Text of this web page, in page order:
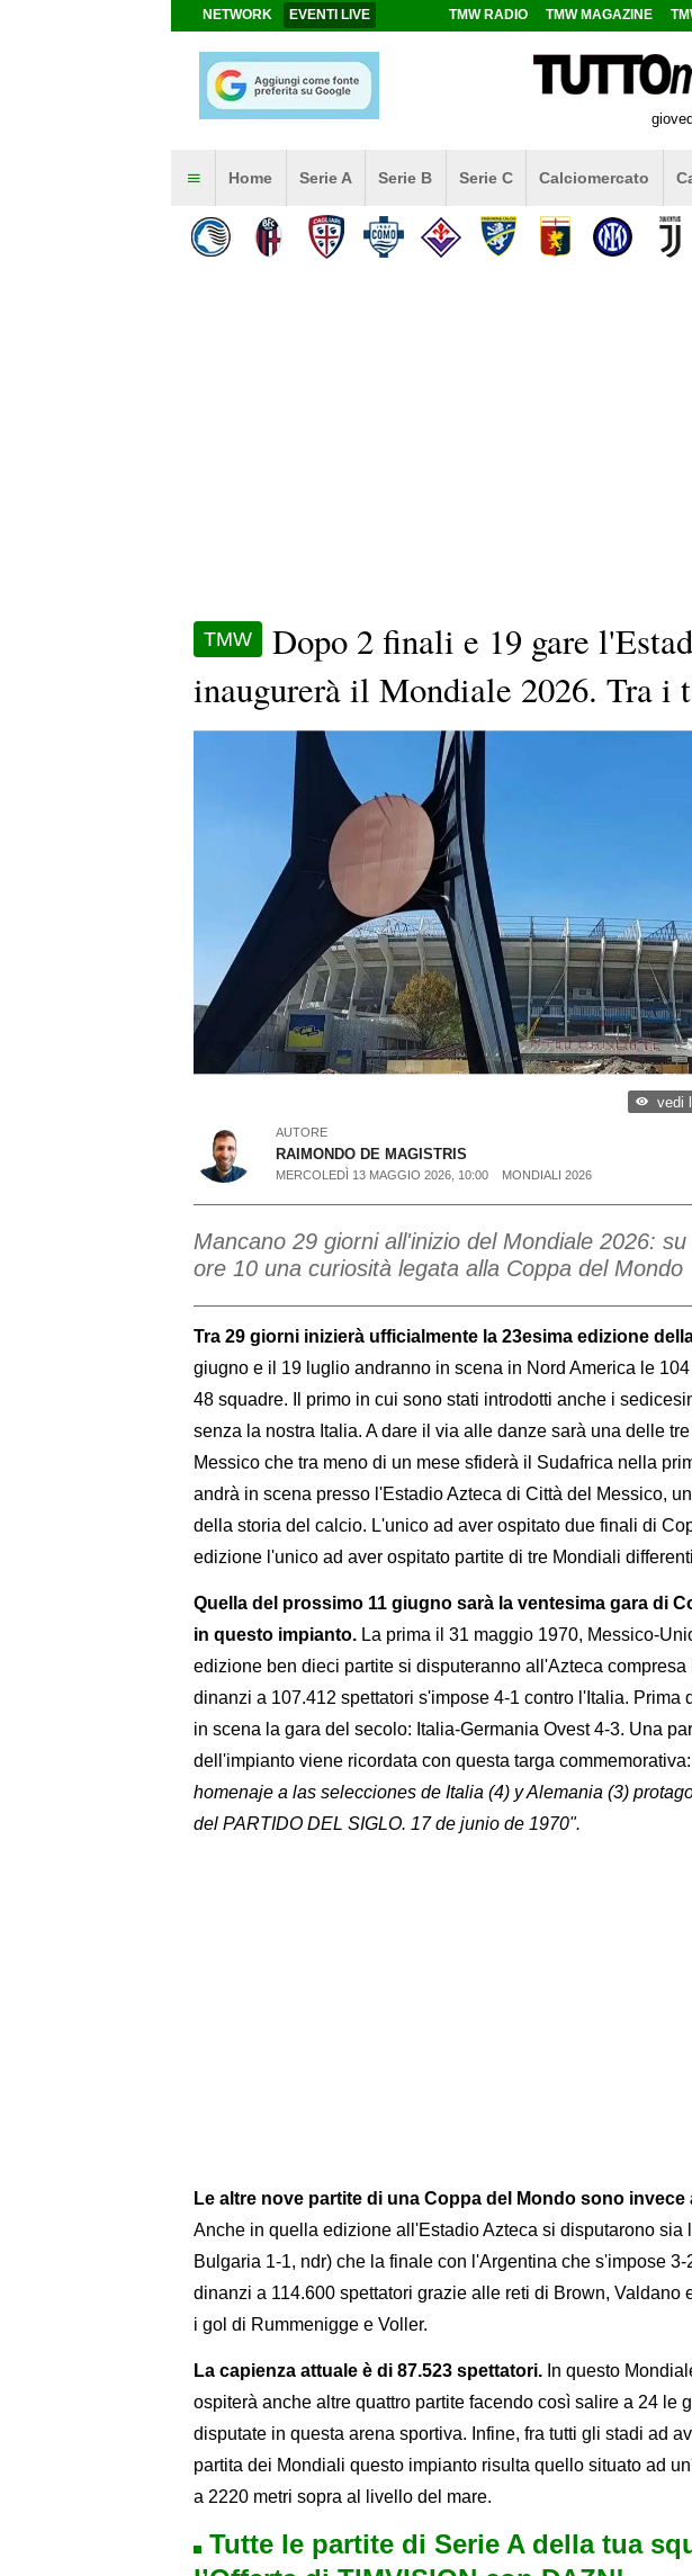
NETWORK EVENTI LIVE TMW RADIO TMW MAGAZINE
Home Serie A Serie B Serie C Calciomercato
TMW
Dopo 2 finali e 19 gare
inaugurerà il Mondiale 2026. Tra i
vedi
AUTORE
RAIMONDO DE MAGISTRIS
MERCOLEDÌ 13 MAGGIO 2026, 10:00 MONDIALI 2026
Mancano 29 giorni all'inizio del Mondiale 2026:
ore 10 una curiosità legata alla Coppa del Mondo
Tra 29 giorni inizierà ufficialmente la 23esima edizione
giugno e il 19 luglio andranno in scena in Nord America le
48 squadre. Il primo in cui sono stati introdotti anche i
senza la nostra Italia. A dare il via alle danze sarà una delle
Messico che tra meno di un mese sfiderà il Sudafrica nella
andrà in scena presso l'Estadio Azteca di Città del Messico,
della storia del calcio. L'unico ad aver ospitato due finali di
edizione l'unico ad aver ospitato partite di tre Mondiali
Quella del prossimo 11 giugno sarà la ventesima gara di
in questo impianto. La prima il 31 maggio 1970, Messico-
edizione ben dieci partite si disputeranno all'Azteca
dinanzi a 107.412 spettatori s'impose 4-1 contro l'Italia. Prima
in scena la gara del secolo: Italia-Germania Ovest 4-3. Una
dell'impianto viene ricordata con questa targa commemorativa:
homenaje a las selecciones de Italia (4) y Alemania (3)
del PARTIDO DEL SIGLO. 17 de junio de 1970".
Le altre nove partite di una Coppa del Mondo sono invece
Anche in quella edizione all'Estadio Azteca si disputarono sia
Bulgaria 1-1, ndr) che la finale con l'Argentina che s'impose
dinanzi a 114.600 spettatori grazie alle reti di Brown, Valdano
i gol di Rummenigge e Voller.
La capienza attuale è di 87.523 spettatori. In questo
ospiterà anche altre quattro partite facendo così salire a 24 le
disputate in questa arena sportiva. Infine, fra tutti gli stadi ad
partita dei Mondiali questo impianto risulta quello situato ad
a 2220 metri sopra al livello del mare.
Tutte le partite di Serie A della tua